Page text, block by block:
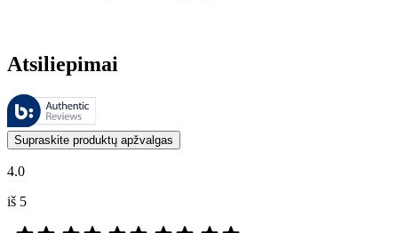
Atsiliepimai
Šiuos atsiliepimus tvarko „Bazaarvoice“ ir jie atitinka
Klientų nuomonės, pateikiamos kaip produktų ir žvaigždučių
Supraskite produktų apžvalgas
4.0
iš 5